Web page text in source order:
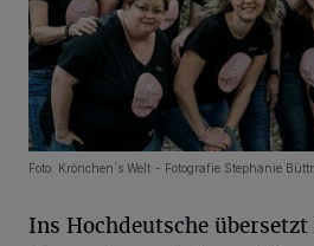
Foto: Krönchen´s Welt - Fotografie Stephanie
Ins Hochdeutsche